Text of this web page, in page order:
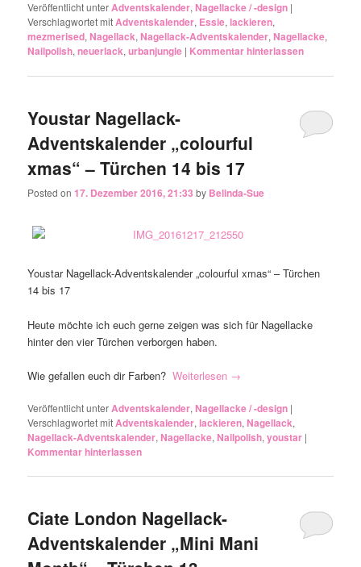
Veröffentlicht unterAdventskalender,Nagellacke / -design |
Verschlagwortet mitAdventskalender, Essie,lackieren,
mezmerised,Nagellack,Nagellack-Adventskalender,Nagellacke,
Nailpolish,neuerlack,urbanjungle | Kommentar hinterlassen
Youstar Nagellack-
Adventskalender „colourful
xmas“ – Türchen 14 bis 17
Posted on17. Dezember 2016, 21:33 by Belinda-Sue
Youstar Nagellack-Adventskalender „colourful xmas“ – Türchen
14 bis 17
Heute möchte ich euch gerne zeigen was sich für Nagellacke
hinter den vier Türchen verborgen haben.
Wie gefallen euch dir Farben?Weiterlesen →
Veröffentlicht unterAdventskalender,Nagellacke / -design |
Verschlagwortet mitAdventskalender,lackieren,Nagellack,
Nagellack-Adventskalender,Nagellacke,Nailpolish,youstar |
Kommentar hinterlassen
Ciate London Nagellack-
Adventskalender „Mini Mani